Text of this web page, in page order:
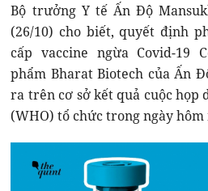
Bộ trưởng Y tế Ấn Độ
(26/10) cho biết, quyết định
cấp vaccine ngừa Covid-19
phẩm Bharat Biotech của Ấn
ra trên cơ sở kết quả cuộc họp
(WHO) tổ chức trong ngày hôm